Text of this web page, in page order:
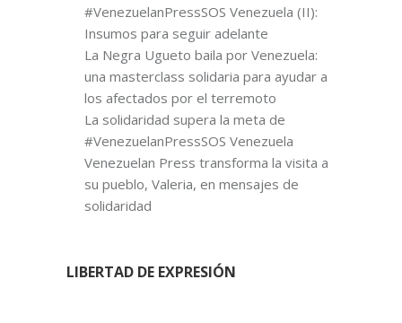
#VenezuelanPressSOS Venezuela (II):
Insumos para seguir adelante
La Negra Ugueto baila por Venezuela:
una masterclass solidaria para ayudar a
los afectados por el terremoto
La solidaridad supera la meta de
#VenezuelanPressSOS Venezuela
Venezuelan Press transforma la visita a
su pueblo, Valeria, en mensajes de
solidaridad
LIBERTAD DE EXPRESIÓN